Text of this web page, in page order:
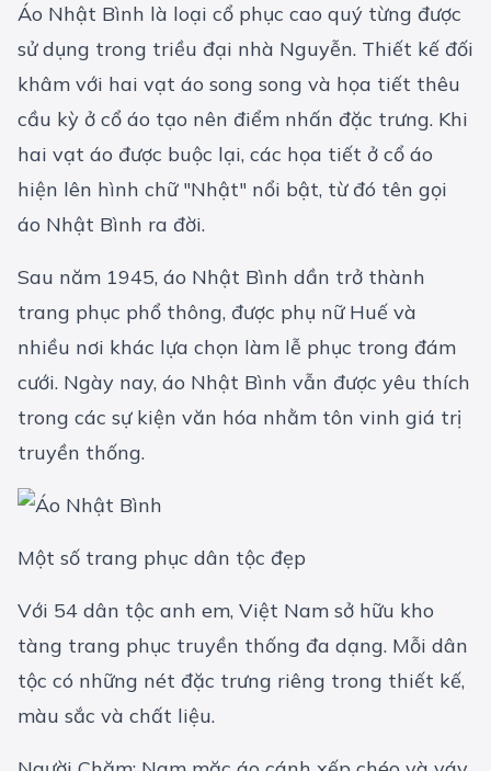
Áo Nhật Bình là loại cổ phục cao quý từng được
sử dụng trong triều đại nhà Nguyễn. Thiết kế đối
khâm với hai vạt áo song song và họa tiết thêu
cầu kỳ ở cổ áo tạo nên điểm nhấn đặc trưng. Khi
hai vạt áo được buộc lại, các họa tiết ở cổ áo
hiện lên hình chữ "Nhật" nổi bật, từ đó tên gọi
áo Nhật Bình ra đời.
Sau năm 1945, áo Nhật Bình dần trở thành
trang phục phổ thông, được phụ nữ Huế và
nhiều nơi khác lựa chọn làm lễ phục trong đám
cưới. Ngày nay, áo Nhật Bình vẫn được yêu thích
trong các sự kiện văn hóa nhằm tôn vinh giá trị
truyền thống.
Một số trang phục dân tộc đẹp
Với 54 dân tộc anh em, Việt Nam sở hữu kho
tàng trang phục truyền thống đa dạng. Mỗi dân
tộc có những nét đặc trưng riêng trong thiết kế,
màu sắc và chất liệu.